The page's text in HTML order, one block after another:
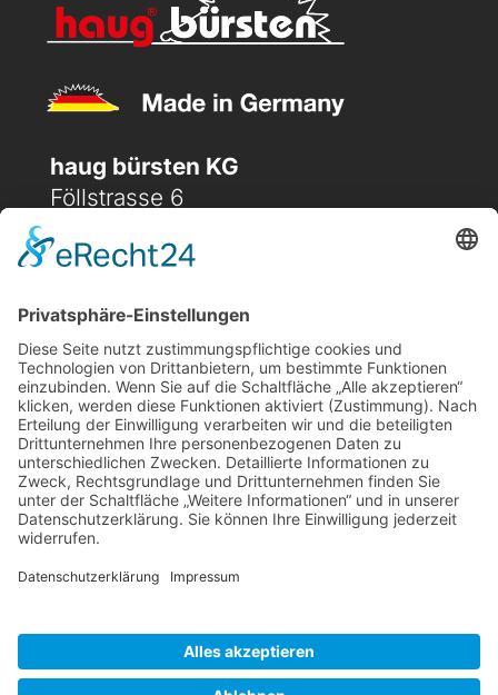
haug bürsten KG
Föllstrasse 6
 (+49) 08231 / 96 30 96
 office@haugbuersten.de
Weitere Seiten
Hygienesortiment
Haushaltssortiment
Ansprechpartner
Jobs